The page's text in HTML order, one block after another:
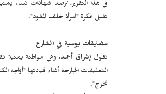
في هذا التقرير، نرصد شهادات نساء
تقبل فكرة "امرأة خلف المقود".
مضايقات يومية في الشارع
تقول إشراق أحمد، وهي مواطنة يمنية
التعليقات الجارحة أثناء قيادتها
تخرج".